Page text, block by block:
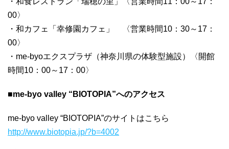
00〉
・和カフェ「幸修園カフェ」 〈営業時間10：30～17：
00〉
・me-byoエクスプラザ（神奈川県の体験型施設）〈開館
時間10：00～17：00〉
■me-byo valley “BIOTOPIA”へのアクセス
me-byo valley “BIOTOPIA”のサイトはこちら
http://www.biotopia.jp/?b=4002